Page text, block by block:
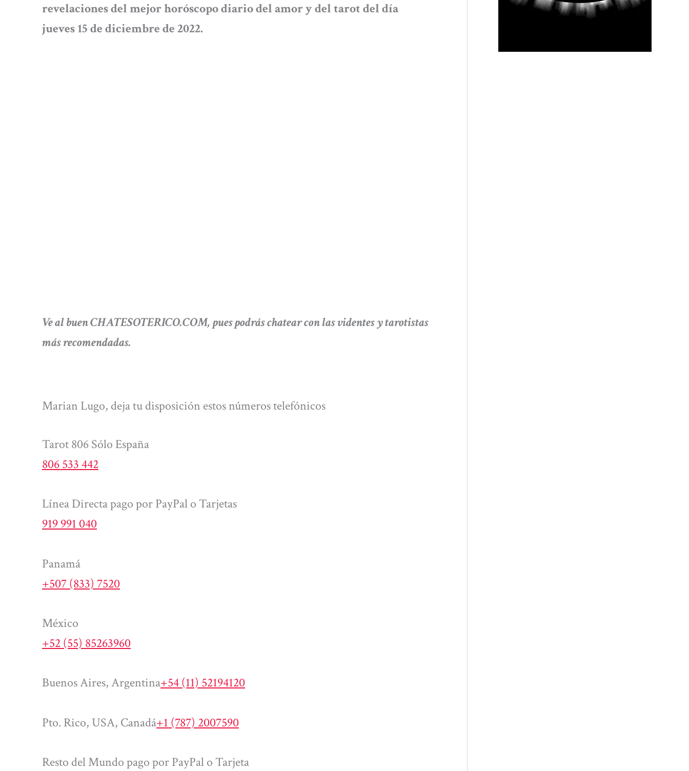
revelaciones del mejor horóscopo diario del amor y del tarot del día
jueves 15de diciembrede 2022.
Ve al buen CHATESOTERICO.COM, pues podrás chatear con las videntes y tarotistas
más recomendadas.
Marian Lugo, deja tu disposición estos números telefónicos
Tarot 806 Sólo España
806 533 442
Línea Directa pago por PayPal o Tarjetas
919 991 040
Panamá
+507 (833) 7520
México
+52 (55) 85263960
Buenos Aires, Argentina+54 (11) 52194120
Pto. Rico, USA, Canadá+1 (787) 2007590
Resto del Mundo pago por PayPal o Tarjeta